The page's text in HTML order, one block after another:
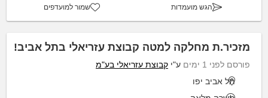
הגש מועמדות שמור למועדפים
מזכיר.ת מחלקה למטה קבוצת עזריאלי בתל אביב!
פורסם לפני 1 ימים ע"י קבוצת עזריאלי בע"מ
תל אביב יפו